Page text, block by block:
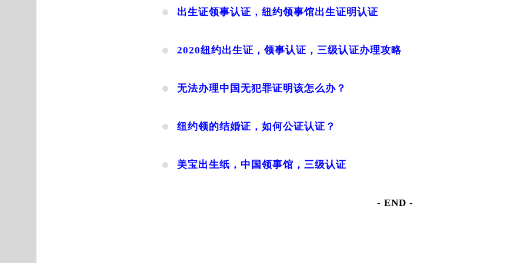
出生证领事认证，纽约领事馆出生证明认证
2020纽约出生证，领事认证，三级认证办理攻略
无法办理中国无犯罪证明该怎么办？
纽约领的结婚证，如何公证认证？
美宝出生纸，中国领事馆，三级认证
- END -